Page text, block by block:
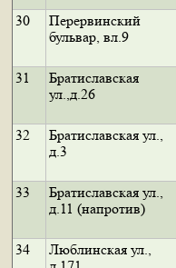
30
Перервинский
бульвар, вл.9
31
Братиславская
ул.,д.26
32
Братиславская ул.,
д.3
33
Братиславская ул.,
д.11 (напротив)
34
Люблинская ул.,